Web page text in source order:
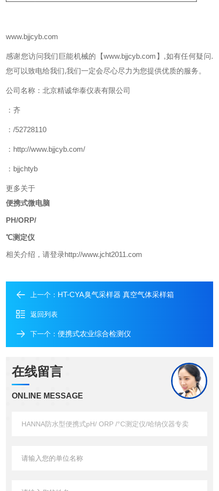
www.bjjcyb.com
感谢您访问我们巨能机械的【www.bjjcyb.com】,如有任何疑问.
您可以致电给我们,我们一定会尽心尽力为您提供优质的服务。
公司名称：北京精诚华泰仪表有限公司
：齐
：/52728110
：http://www.bjjcyb.com/
：bjjchtyb
更多关于
便携式微电脑
PH/ORP/
℃测定仪
相关介绍，请登录http://www.jcht2011.com
上一个： HT-CYA臭气采样器 真空气体采样箱
返回列表
下一个： 便携式农业综合检测仪
在线留言
ONLINE MESSAGE